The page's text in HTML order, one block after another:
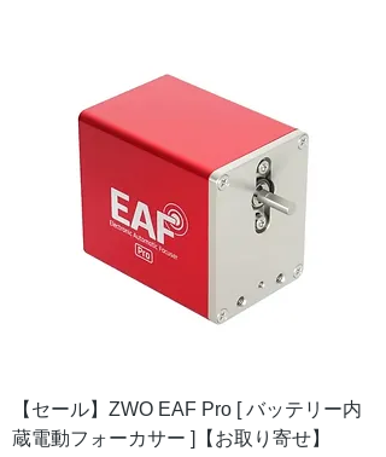
【セール】ZWO EAF Pro [ バッテリー内
蔵電動フォーカサー ]【お取り寄せ】